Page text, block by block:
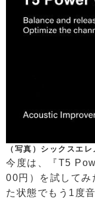
（写真）シックスエ
今度は、『T5
00円）を試して
た状態でもう1度